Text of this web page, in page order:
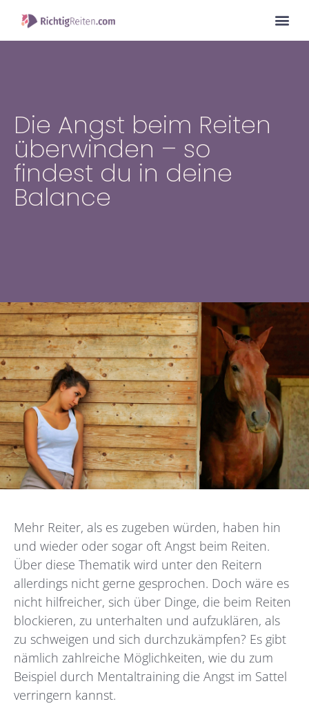
Die Angst beim Reiten
überwinden – so
findest du in deine
Balance
Mehr Reiter, als es zugeben würden, haben hin
und wieder oder sogar oft Angst beim Reiten.
Über diese Thematik wird unter den Reitern
allerdings nicht gerne gesprochen. Doch wäre es
nicht hilfreicher, sich über Dinge, die beim Reiten
blockieren, zu unterhalten und aufzuklären, als
zu schweigen und sich durchzukämpfen? Es gibt
nämlich zahlreiche Möglichkeiten, wie du zum
Beispiel durch Mentaltraining die Angst im Sattel
verringern kannst.